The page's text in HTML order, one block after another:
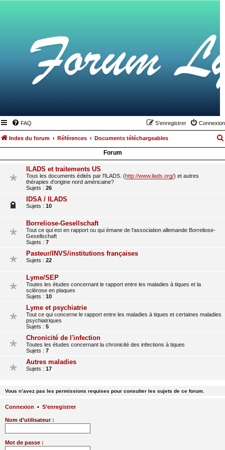
FAQ Connexion
S’enregistrer
Index du forum Références Documents téléchargeables
Forum
ILADS et traitements US
Tous les documents édités par l'ILADS. (http://www.ilads.org/) et autres
thérapies d'origine nord américaine?
Sujets : 26
IDSA / ILADS
Sujets : 10
Borreliose-Gesellschaft
Tout ce qui est en rapport ou qui émane de l'association allemande Borreliose-
Gesellschaft
Sujets : 7
Pasteur/INVS/institutions françaises
Sujets : 22
Lyme/SEP
Toutes les études concernant le rapport entre les maladies à tiques et la
sclérose en plaques
Sujets : 10
Lyme et psychiatrie
Tout ce qui concerne le rapport entre les maladies à tiques et certaines maladies
psychiatriques
Sujets : 5
Chronicité de l'infection
Toutes les études concernant la chronicité des infections à tiques
Sujets : 7
Autres maladies
Sujets : 17
Vous n’avez pas les permissions requises pour consulter les sujets de ce forum.
Connexion • S’enregistrer
Nom d’utilisateur :
Mot de passe :